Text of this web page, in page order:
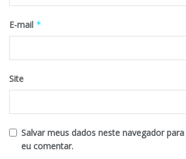
E-mail *
Site
Salvar meus dados neste navegador
eu comentar.